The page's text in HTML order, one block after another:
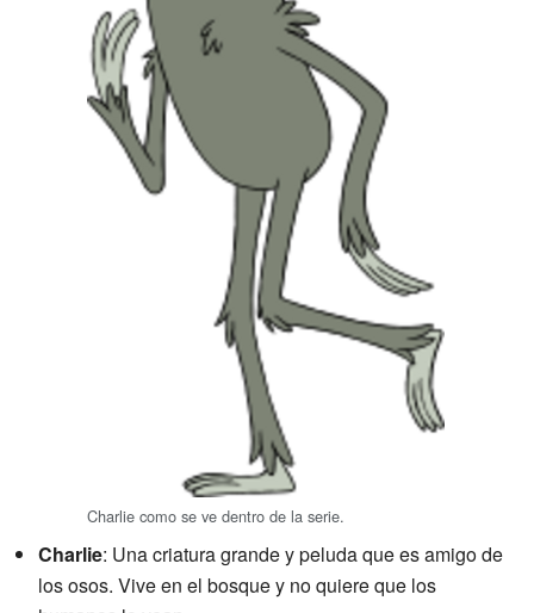
Charlie como se ve dentro de la serie.
Charlie: Una criatura grande y peluda que es amigo de
los osos. Vive en el bosque y no quiere que los